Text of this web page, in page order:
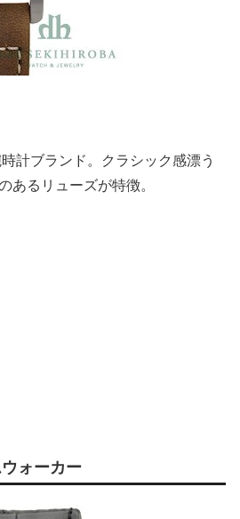
計ブランド。クラシック感漂う
あるリューズが特徴。
ォーカー